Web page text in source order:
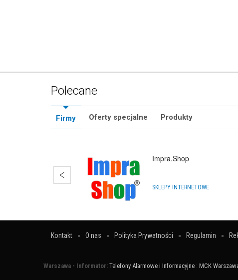
Polecane
Firmy Oferty specjalne Produkty
Impra.Shop
SKLEPY INTERNETOWE
Kontakt O nas Polityka Prywatności Regulamin
Warszawa - Informator: Telefony Alarmowe i Informacyjne : MCK